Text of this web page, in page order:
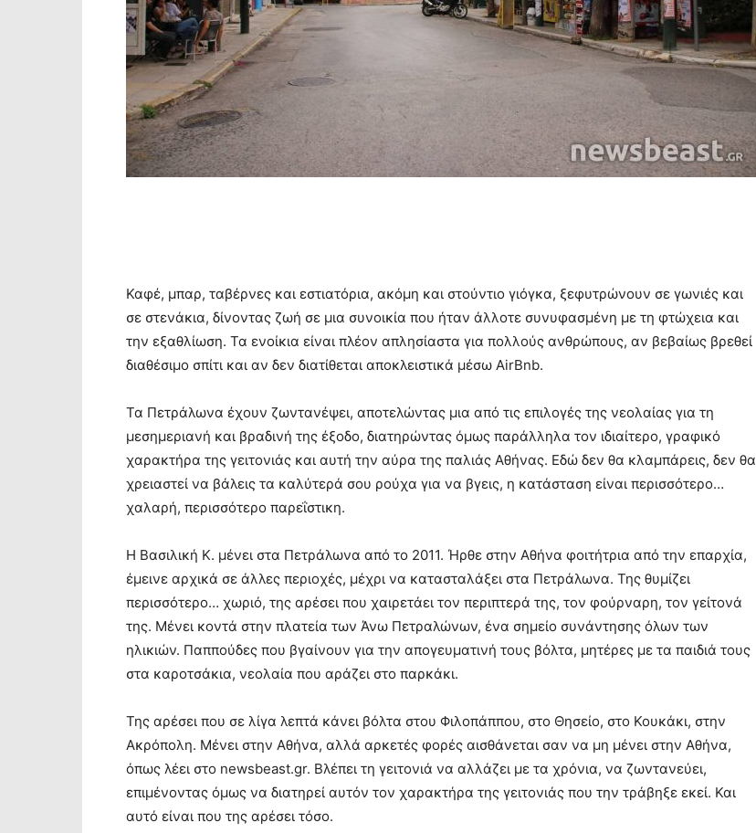
Καφέ, μπαρ, ταβέρνες και εστιατόρια, ακόμη και στούντιο γιόγκα, ξεφυτρώνουν σε γωνιές και
σε στενάκια, δίνοντας ζωή σε μια συνοικία που ήταν άλλοτε συνυφασμένη με τη φτώχεια και
την εξαθλίωση. Τα ενοίκια είναι πλέον απλησίαστα για πολλούς ανθρώπους, αν βεβαίως βρεθεί
διαθέσιμο σπίτι και αν δεν διατίθεται αποκλειστικά μέσω AirBnb.
Τα Πετράλωνα έχουν ζωντανέψει, αποτελώντας μια από τις επιλογές της νεολαίας για τη
μεσημεριανή και βραδινή της έξοδο, διατηρώντας όμως παράλληλα τον ιδιαίτερο, γραφικό
χαρακτήρα της γειτονιάς και αυτή την αύρα της παλιάς Αθήνας. Εδώ δεν θα κλαμπάρεις, δεν θα
χρειαστεί να βάλεις τα καλύτερά σου ρούχα για να βγεις, η κατάσταση είναι περισσότερο…
χαλαρή, περισσότερο παρεΐστικη.
Η Βασιλική Κ. μένει στα Πετράλωνα από το 2011. Ήρθε στην Αθήνα φοιτήτρια από την επαρχία,
έμεινε αρχικά σε άλλες περιοχές, μέχρι να κατασταλάξει στα Πετράλωνα. Της θυμίζει
περισσότερο… χωριό, της αρέσει που χαιρετάει τον περιπτερά της, τον φούρναρη, τον γείτονά
της. Μένει κοντά στην πλατεία των Άνω Πετραλώνων, ένα σημείο συνάντησης όλων των
ηλικιών. Παππούδες που βγαίνουν για την απογευματινή τους βόλτα, μητέρες με τα παιδιά τους
στα καροτσάκια, νεολαία που αράζει στο παρκάκι.
Της αρέσει που σε λίγα λεπτά κάνει βόλτα στου Φιλοπάππου, στο Θησείο, στο Κουκάκι, στην
Ακρόπολη. Μένει στην Αθήνα, αλλά αρκετές φορές αισθάνεται σαν να μη μένει στην Αθήνα,
όπως λέει στο newsbeast.gr. Βλέπει τη γειτονιά να αλλάζει με τα χρόνια, να ζωντανεύει,
επιμένοντας όμως να διατηρεί αυτόν τον χαρακτήρα της γειτονιάς που την τράβηξε εκεί. Και
αυτό είναι που της αρέσει τόσο.